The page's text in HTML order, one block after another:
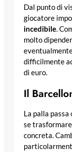
Dal punto di
giocatore
incedibile.
molto
difficilmente
di euro.
Il
La palla
se
concreta.